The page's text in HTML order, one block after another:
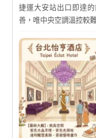
捷運大安站出口即達
善，唯中央空調溫控較